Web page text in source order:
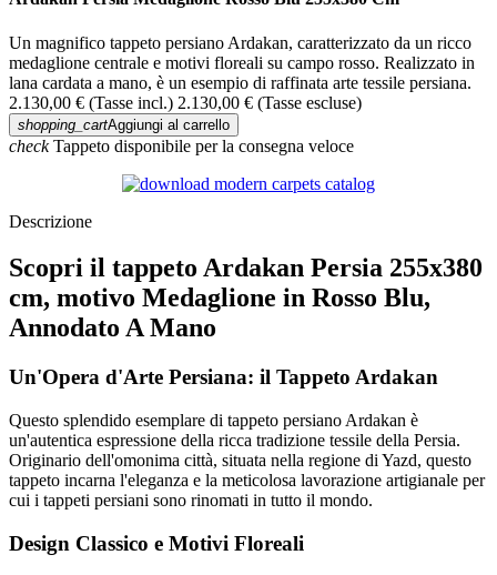
Un magnifico tappeto persiano Ardakan, caratterizzato da un ricco
medaglione centrale e motivi floreali su campo rosso. Realizzato in
lana cardata a mano, è un esempio di raffinata arte tessile persiana.
2.130,00 € (Tasse incl.) 2.130,00 € (Tasse escluse)
shopping_cartAggiungi al carrello
checkTappeto disponibile per la consegna veloce
Descrizione
Scopri il tappeto Ardakan Persia 255x380
cm, motivo Medaglione in Rosso Blu,
Annodato A Mano
Un'Opera d'Arte Persiana: il Tappeto Ardakan
Questo splendido esemplare di tappeto persiano Ardakan è
un'autentica espressione della ricca tradizione tessile della Persia.
Originario dell'omonima città, situata nella regione di Yazd, questo
tappeto incarna l'eleganza e la meticolosa lavorazione artigianale per
cui i tappeti persiani sono rinomati in tutto il mondo.
Design Classico e Motivi Floreali